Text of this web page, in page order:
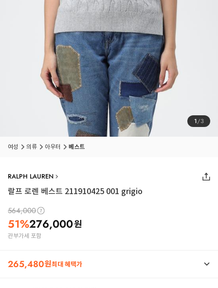
1/3
여성 의류 아우터 베스트
RALPH LAUREN
랄프 로렌 베스트 211910425 001 grigio
564,000
51%276,000원
관부가세 포함
265,480원최대 혜택가